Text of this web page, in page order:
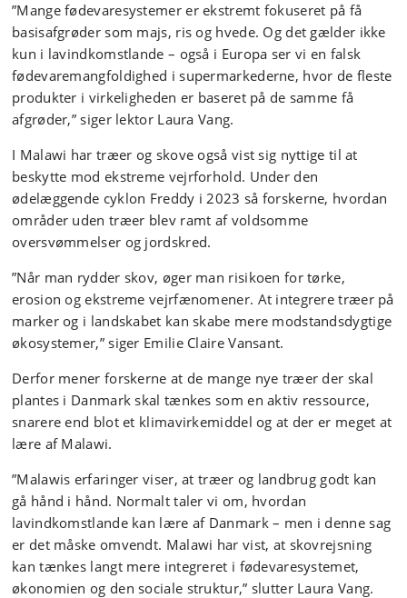
”Mange fødevaresystemer er ekstremt fokuseret på få
basisafgrøder som majs, ris og hvede. Og det gælder ikke
kun i lavindkomstlande – også i Europa ser vi en falsk
fødevaremangfoldighed i supermarkederne, hvor de fleste
produkter i virkeligheden er baseret på de samme få
afgrøder,” siger lektor Laura Vang.
I Malawi har træer og skove også vist sig nyttige til at
beskytte mod ekstreme vejrforhold. Under den
ødelæggende cyklon Freddy i 2023 så forskerne, hvordan
områder uden træer blev ramt af voldsomme
oversvømmelser og jordskred.
”Når man rydder skov, øger man risikoen for tørke,
erosion og ekstreme vejrfænomener. At integrere træer på
marker og i landskabet kan skabe mere modstandsdygtige
økosystemer,” siger Emilie Claire Vansant.
Derfor mener forskerne at de mange nye træer der skal
plantes i Danmark skal tænkes som en aktiv ressource,
snarere end blot et klimavirkemiddel og at der er meget at
lære af Malawi.
”Malawis erfaringer viser, at træer og landbrug godt kan
gå hånd i hånd. Normalt taler vi om, hvordan
lavindkomstlande kan lære af Danmark – men i denne sag
er det måske omvendt. Malawi har vist, at skovrejsning
kan tænkes langt mere integreret i fødevaresystemet,
økonomien og den sociale struktur,” slutter Laura Vang.